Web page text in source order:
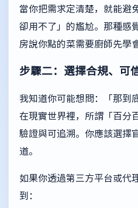
當你把需求定清楚，就能避
卻用不了」的尷尬。那種感
房說你點的菜需要廚師先學
步驟二：選擇合規、可
我知道你可能想問：「那到
在現實世界裡，所謂「百分
驗證與可追溯。你應該選擇
道。
如果你透過第三方平台或代
到：